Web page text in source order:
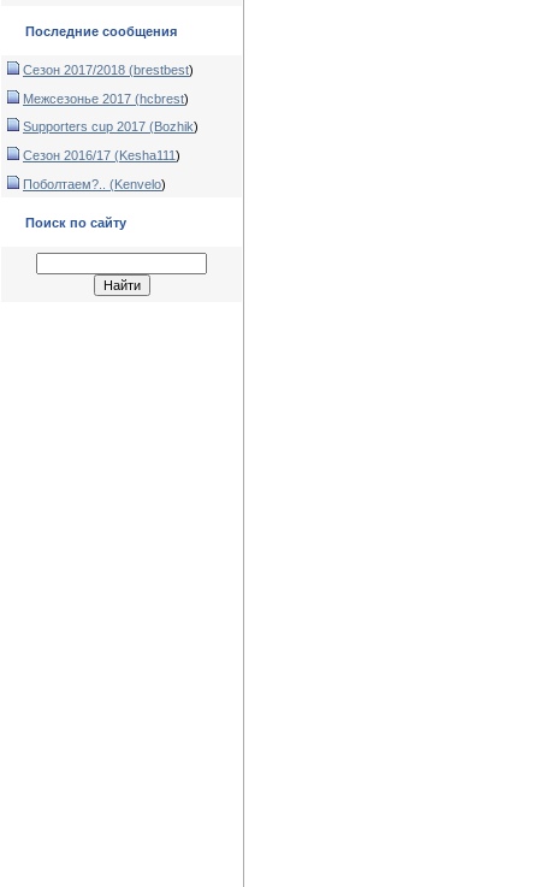
Последние сообщения
Сезон 2017/2018 (brestbest)
Межсезонье 2017 (hcbrest)
Supporters cup 2017 (Bozhik)
Сезон 2016/17 (Kesha111)
Поболтаем?.. (Kenvelo)
Поиск по сайту